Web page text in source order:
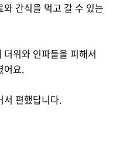
간식을 먹고 갈 수 있는
위와 인파들을 피해서
어요.
서 편했답니다.